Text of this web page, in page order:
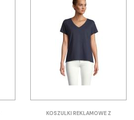
KOSZULKI REKLAMOWE Z